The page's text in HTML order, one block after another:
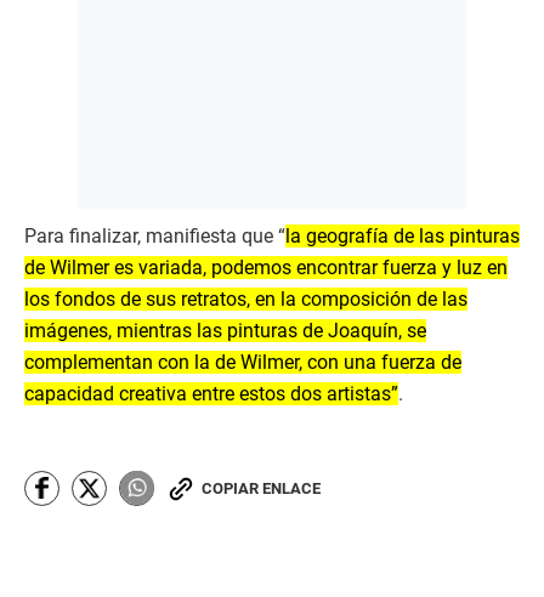
Para finalizar, manifiesta que “la geografía de las pinturas
de Wilmer es variada, podemos encontrar fuerza y luz en
los fondos de sus retratos, en la composición de las
imágenes, mientras las pinturas de Joaquín, se
complementan con la de Wilmer, con una fuerza de
capacidad creativa entre estos dos artistas”.
COPIAR ENLACE